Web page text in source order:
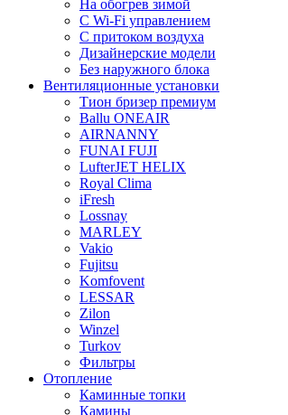
На обогрев зимой
С Wi-Fi управлением
С притоком воздуха
Дизайнерские модели
Без наружного блока
Вентиляционные установки
Тион бризер премиум
Ballu ONEAIR
AIRNANNY
FUNAI FUJI
LufterJET HELIX
Royal Clima
iFresh
Lossnay
MARLEY
Vakio
Fujitsu
Komfovent
LESSAR
Zilon
Winzel
Turkov
Фильтры
Отопление
Каминные топки
Камины